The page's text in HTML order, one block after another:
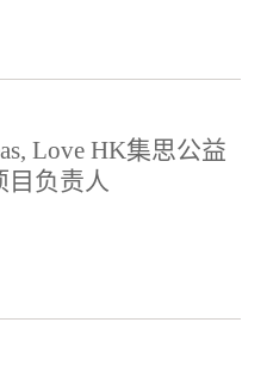
Love HK集思公益
目负责人